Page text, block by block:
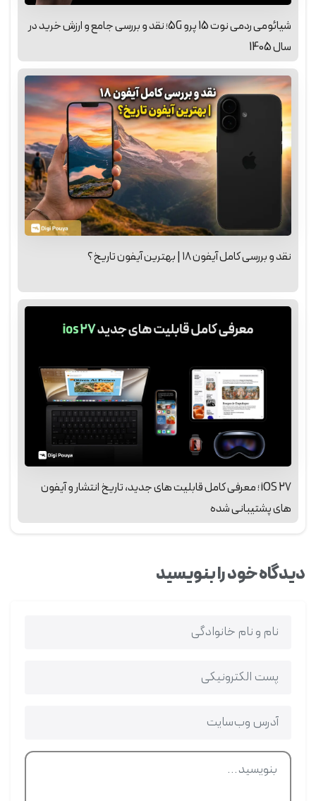
شیائومی ردمی نوت 15 پرو 5G؛ نقد و بررسی جامع و ارزش خرید در
سال 1405
نقد و بررسی کامل آیفون ۱۸ | بهترین آیفون تاریخ؟
iOS 27 ؛ معرفی کامل قابلیت‌ های جدید، تاریخ انتشار و آیفون‌
های پشتیبانی‌ شده
دیدگاه خود را بنویسید